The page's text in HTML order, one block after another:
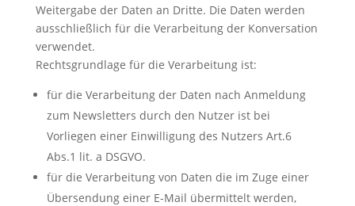
Weitergabe der Daten an Dritte. Die Daten werden
ausschließlich für die Verarbeitung der Konversation
verwendet.
Rechtsgrundlage für die Verarbeitung ist:
für die Verarbeitung der Daten nach Anmeldung
zum Newsletters durch den Nutzer ist bei
Vorliegen einer Einwilligung des Nutzers Art.6
Abs.1 lit. a DSGVO.
für die Verarbeitung von Daten die im Zuge einer
Übersendung einer E-Mail übermittelt werden,